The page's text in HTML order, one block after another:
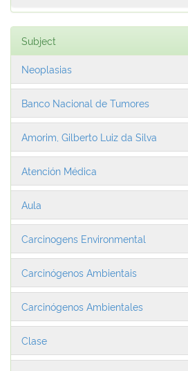
Subject
Neoplasias
Banco Nacional de Tumores
Amorim, Gilberto Luiz da Silva
Atención Médica
Aula
Carcinogens Environmental
Carcinógenos Ambientais
Carcinógenos Ambientales
Clase